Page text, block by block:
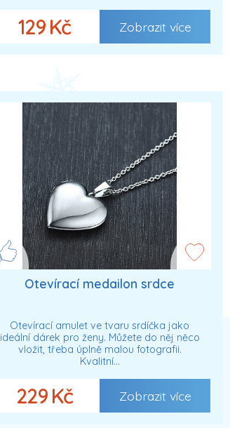
129 Kč Zobrazit více
Otevírací medailon srdce
Otevírací amulet ve tvaru srdíčka jako
ideální dárek pro ženy. Můžete do něj něco
vložit, třeba úplně malou fotografii.
Kvalitní…
229 Kč Zobrazit více